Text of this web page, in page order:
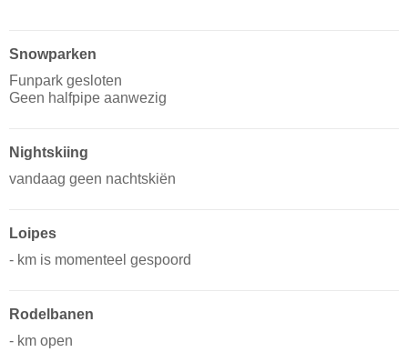
Snowparken
Funpark gesloten
Geen halfpipe aanwezig
Nightskiing
vandaag geen nachtskiën
Loipes
- km is momenteel gespoord
Rodelbanen
- km open